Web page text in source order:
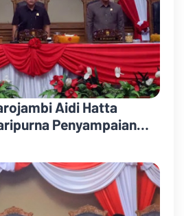
Aidi Hatta
Penyampaian
KUA-PPAS Tahun